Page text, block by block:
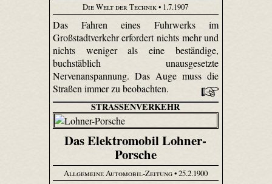
Die Welt der Technik• 1.7.1907
Das Fahren eines Fuhrwerks im
Großstadtverkehr erfordert nichts mehr und
nichts weniger als eine beständige,
buchstäblich unausgesetzte
Nervenanspannung. Das Auge muss die
Straßen immer zu beobachten.
STRASSENVERKEHR
Das Elektromobil Lohner-
Porsche
Allgemeine Automobil-Zeitung• 25.2.1900